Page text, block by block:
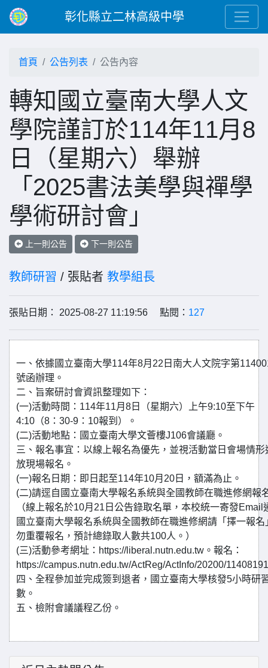
彰化縣立二林高級中學
首頁 公告列表 公告內容
轉知國立臺南大學人文
學院謹訂於114年11月8
日（星期六）舉辦
「2025書法美學與禪學
學術研討會」
上一則公告 下一則公告
教師研習 / 張貼者 教學組長
張貼日期： 2025-08-27 11:19:56 點閱： 127
一、依據國立臺南大學114年8月22日南大人文院字第
號函辦理。
二、旨案研討會資訊整理如下：
(一)活動時間：114年11月8日（星期六）上午9:10至下午
4:10（8：30-9：10報到）。
(二)活動地點：國立臺南大學文薈樓J106會議廳。
三、報名事宜：以線上報名為優先，並視活動當日會場情形
放現場報名。
(一)報名日期：即日起至114年10月20日，額滿為止。
(二)請逕自國立臺南大學報名系統與全國教師在職進修網報
（線上報名於10月21日公告錄取名單，本校統一寄發Email
國立臺南大學報名系統與全國教師在職進修網請「擇一報名
勿重覆報名，預計總錄取人數共100人。）
(三)活動參考網址：https://liberal.nutn.edu.tw。報名：
https://campus.nutn.edu.tw/ActReg/ActInfo/20200/
四、全程參加並完成簽到退者，國立臺南大學核發5小時研
數。
五、檢附會議議程乙份。